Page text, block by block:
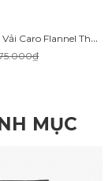
Áo Overshirt Vải Caro Flannel Thêu Heritage Form Loose SM166
MỤC